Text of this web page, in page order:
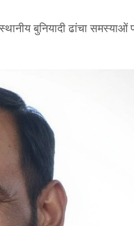
बुनियादी ढांचा समस्याओं